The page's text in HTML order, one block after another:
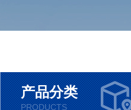
产品分类
PRODUCTS